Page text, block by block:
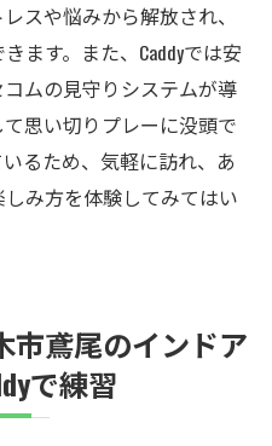
スや悩みから解放され、
ます。また、Caddyでは安
ムの見守りシステムが導
思い切りプレーに没頭で
るため、気軽に訪れ、あ
み方を体験してみてはい
市鳶尾のインドア
で練習